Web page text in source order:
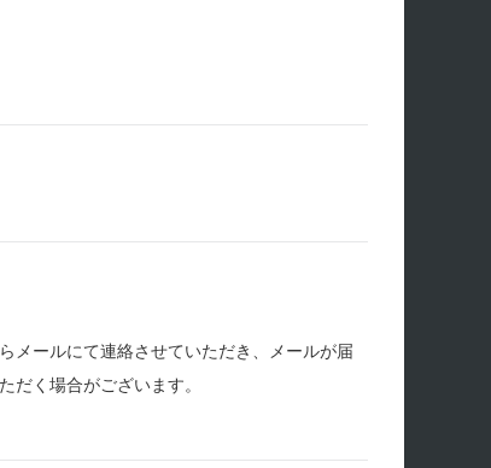
メールにて連絡させていただき、メールが届
だく場合がございます。